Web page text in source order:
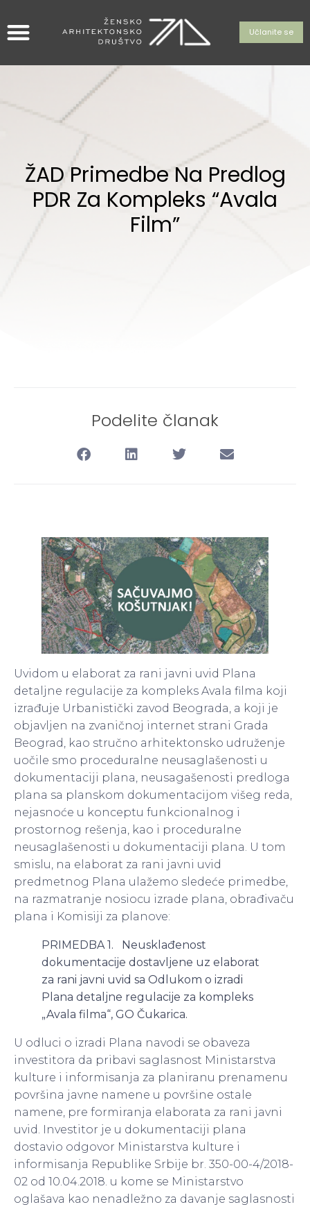
Učlanite se
ŽAD Primedbe Na Predlog
PDR Za Kompleks “Avala
Film”
Podelite članak
Uvidom u elaborat za rani javni uvid Plana
detaljne regulacije za kompleks Avala filma koji
izrađuje Urbanistički zavod Beograda, a koji je
objavljen na zvaničnoj internet strani Grada
Beograd, kao stručno arhitektonsko udruženje
uočile smo proceduralne neusaglašenosti u
dokumentaciji plana, neusagašenosti predloga
plana sa planskom dokumentacijom višeg reda,
nejasnoće u konceptu funkcionalnog i
prostornog rešenja, kao i proceduralne
neusaglašenosti u dokumentaciji plana. U tom
smislu, na elaborat za rani javni uvid
predmetnog Plana ulažemo sledeće primedbe,
na razmatranje nosiocu izrade plana, obrađivaču
plana i Komisiji za planove:
PRIMEDBA 1. Neusklađenost
dokumentacije dostavljene uz elaborat
za rani javni uvid sa Odlukom o izradi
Plana detaljne regulacije za kompleks
„Avala filma“, GO Čukarica.
U odluci o izradi Plana navodi se obaveza
investitora da pribavi saglasnost Ministarstva
kulture i informisanja za planiranu prenamenu
površina javne namene u površine ostale
namene, pre formiranja elaborata za rani javni
uvid. Investitor je u dokumentaciji plana
dostavio odgovor Ministarstva kulture i
informisanja Republike Srbije br. 350-00-4/2018-
02 od 10.04.2018. u kome se Ministarstvo
oglašava kao nenadležno za davanje saglasnosti